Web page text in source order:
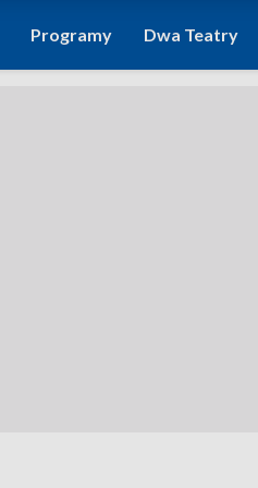
Programy Dwa Teatry